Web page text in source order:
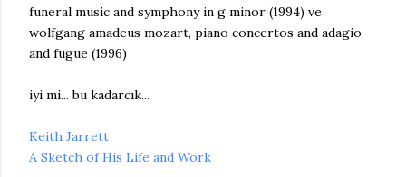
funeral music and symphony in g minor (1994) ve
wolfgang amadeus mozart, piano concertos and adagio
and fugue (1996)
iyi mi... bu kadarcık...
Keith Jarrett
A Sketch of His Life and Work